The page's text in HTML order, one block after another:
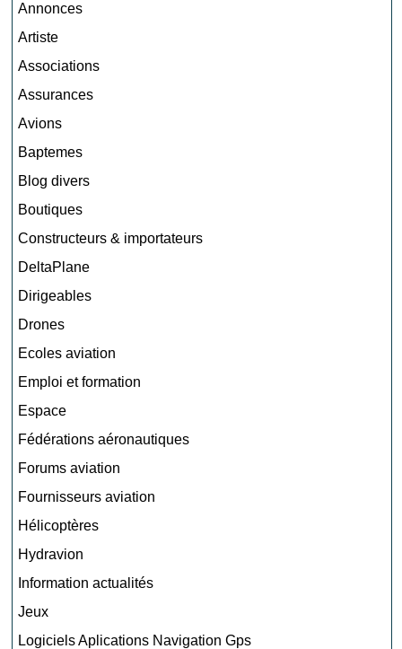
Annonces
Artiste
Associations
Assurances
Avions
Baptemes
Blog divers
Boutiques
Constructeurs & importateurs
DeltaPlane
Dirigeables
Drones
Ecoles aviation
Emploi et formation
Espace
Fédérations aéronautiques
Forums aviation
Fournisseurs aviation
Hélicoptères
Hydravion
Information actualités
Jeux
Logiciels Aplications Navigation Gps